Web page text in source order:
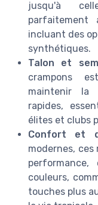
jusqu'à
parfaitement
incluant des
synthétiques.
Talon et
crampons
maintenir la
rapides,
élites et clubs
Confort et
modernes, ces
couleurs,
touches plus